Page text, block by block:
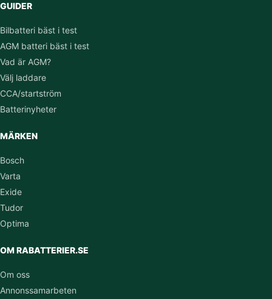
GUIDER
Bilbatteri bäst i test
AGM batteri bäst i test
Vad är AGM?
Välj laddare
CCA/startström
Batterinyheter
MÄRKEN
Bosch
Varta
Exide
Tudor
Optima
OM RABATTERIER.SE
Om oss
Annonssamarbeten